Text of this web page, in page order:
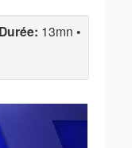
Durée: 13mn •